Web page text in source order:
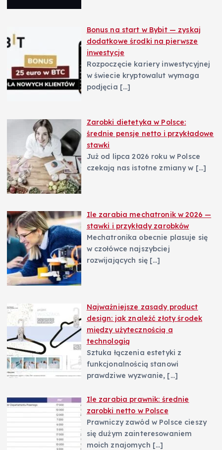
Bonus na start w Bybit — zyskaj
dodatkowe środki na pierwsze
inwestycje
Rozpoczęcie kariery inwestycyjnej
w świecie kryptowalut wymaga
podjęcia […]
Zarobki dietetyka w Polsce:
średnie pensje netto i przykładowe
stawki
Już od lipca 2026 roku w Polsce
czekają nas istotne zmiany w […]
Ile zarabia mechatronik w 2026 —
stawki i przykłady zarobków
Mechatronika obecnie plasuje się
w czołówce najszybciej
rozwijających się […]
Najważniejsze zasady product
design: jak znaleźć złoty środek
między użytecznością a
technologią
Sztuka łączenia estetyki z
funkcjonalnością stanowi
prawdziwe wyzwanie, […]
Ile zarabia prawnik: średnie
zarobki netto w Polsce
Prawniczy zawód w Polsce cieszy
się dużym zainteresowaniem
moich znajomych […]